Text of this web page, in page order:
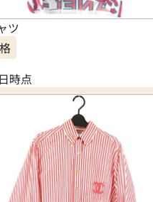
ツ
時点